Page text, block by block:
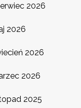
2026
2026
2026
2026
2025